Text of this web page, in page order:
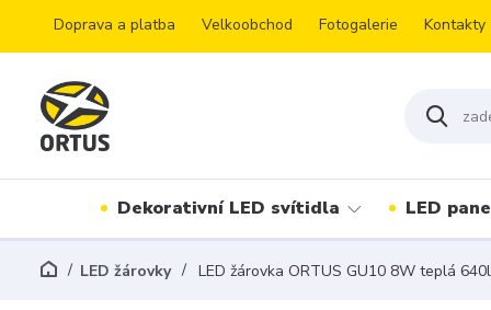
Doprava a platba Velkoobchod Fotogalerie Kontakty
Dekorativní LED svítidla LED
LED žárovky LED žárovka ORTUS GU10 8W teplá